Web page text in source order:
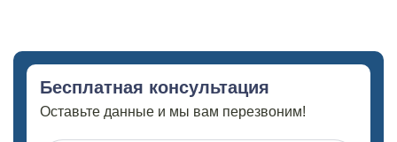
Бесплатная консультация
Оставьте данные и мы вам перезвоним!